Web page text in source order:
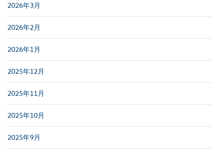
2026年3月
2026年2月
2026年1月
2025年12月
2025年11月
2025年10月
2025年9月